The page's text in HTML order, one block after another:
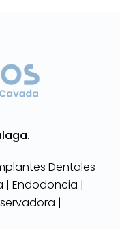
.
Dentales
| Endodoncia |
|